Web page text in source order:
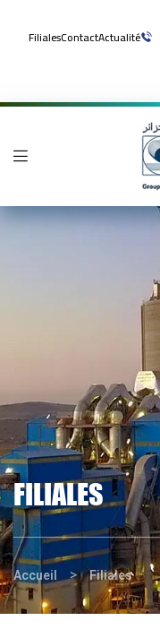
FilialesContactActualité
FILIALES
Accueil > Filiales